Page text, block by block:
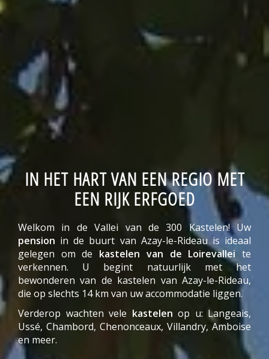
IN HET HART VAN EEN REGIO MET
EEN RIJK ERFGOED
Welkom in de Vallei van de 300 Kastelen! Uw
pension in de buurt van Azay-le-Rideau is ideaal
gelegen om de kastelen van de Loirevallei te
verkennen. U begint natuurlijk met het
bewonderen van de kastelen van Azay-le-Rideau,
die op slechts 14 km van uw accommodatie liggen.
Verderop wachten vele kastelen op u: Langeais,
Ussé, Chambord, Chenonceaux, Villandry, Amboise
en meer.